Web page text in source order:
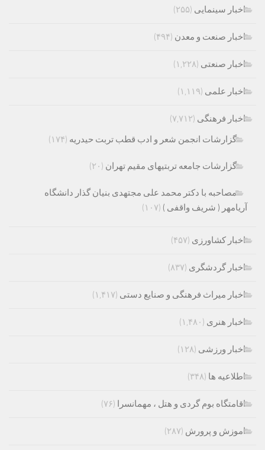
اخبار سینمایی (۲۵۵)
اخبار صنعت و معدن (۴۹۴)
اخبار صنعتی (۱,۲۲۸)
اخبار علمی (۱,۱۱۹)
اخبار فرهنگی (۷,۷۱۲)
گزارشات انجمن شعر و ادب قطب تربت حیدریه (۱۷۴)
گزارشات جامعه تربتیهای مقیم تهران (۲۰)
مصاحبه با دکتر محمد علی مجتهدی بنیان گذار دانشگاه
آریامهر ( شریف واقفی ) (۱۰۷)
اخبار کشاورزی (۴۵۷)
اخبار گردشگری (۸۳۷)
اخبار میراث فرهنگی و صنایع دستی (۱,۴۱۷)
اخبار هنری (۱,۴۸۰)
اخبار ورزشی (۱۲۸)
اطلاعیه ها (۳۴۸)
اقامتگاه بوم گردی و هتل ، مهمانسرا (۷۶)
اموزش و پرورش (۲۸۷)